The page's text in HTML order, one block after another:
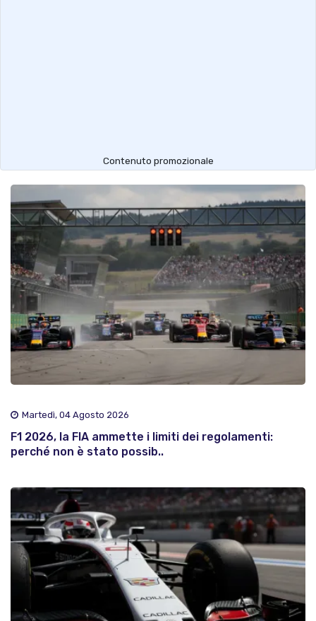
Contenuto promozionale
Martedì, 04 Agosto 2026
F1 2026, la FIA ammette i limiti dei regolamenti:
perché non è stato possib..